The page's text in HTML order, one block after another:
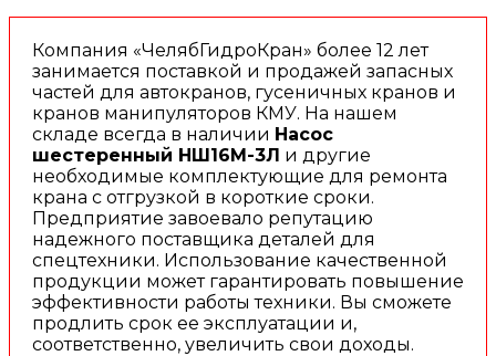
Компания «ЧелябГидроКран» более 12 лет
занимается поставкой и продажей запасных
частей для автокранов, гусеничных кранов и
кранов манипуляторов КМУ. На нашем
складе всегда в наличии Насос
шестеренный НШ16М-3Л и другие
необходимые комплектующие для ремонта
крана с отгрузкой в короткие сроки.
Предприятие завоевало репутацию
надежного поставщика деталей для
спецтехники. Использование качественной
продукции может гарантировать повышение
эффективности работы техники. Вы сможете
продлить срок ее эксплуатации и,
соответственно, увеличить свои доходы.